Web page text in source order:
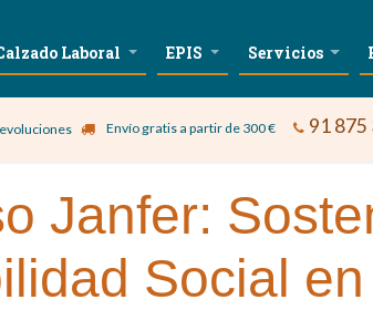
Laboral EPIS Servicios
Envío gratis a partir de 300 € 91 875
Janfer:
Social